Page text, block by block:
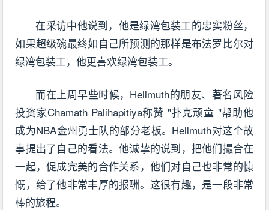
在采访中他说到，他是绿湾包装工的忠实粉丝，
如果超级碗最终如自己所预测的那样是布法罗比尔对
绿湾包装工，他更喜欢绿湾包装工。
而在上周早些时候，Hellmuth的朋友、著名风险
投资家Chamath Palihapitiya称赞 "扑克顽童 "帮助他
成为NBA金州勇士队的部分老板。Hellmuth对这个故
事提出了自己的看法。他诚挚的说到，把他们撮合在
一起，促成完美的合作关系，他们对自己也非常的慷
慨，给了他非常丰厚的报酬。这很有趣，是一段非常
棒的旅程。